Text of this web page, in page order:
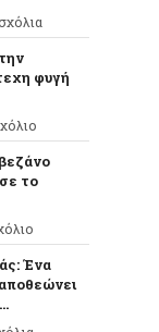
φυγή
το
Ένα